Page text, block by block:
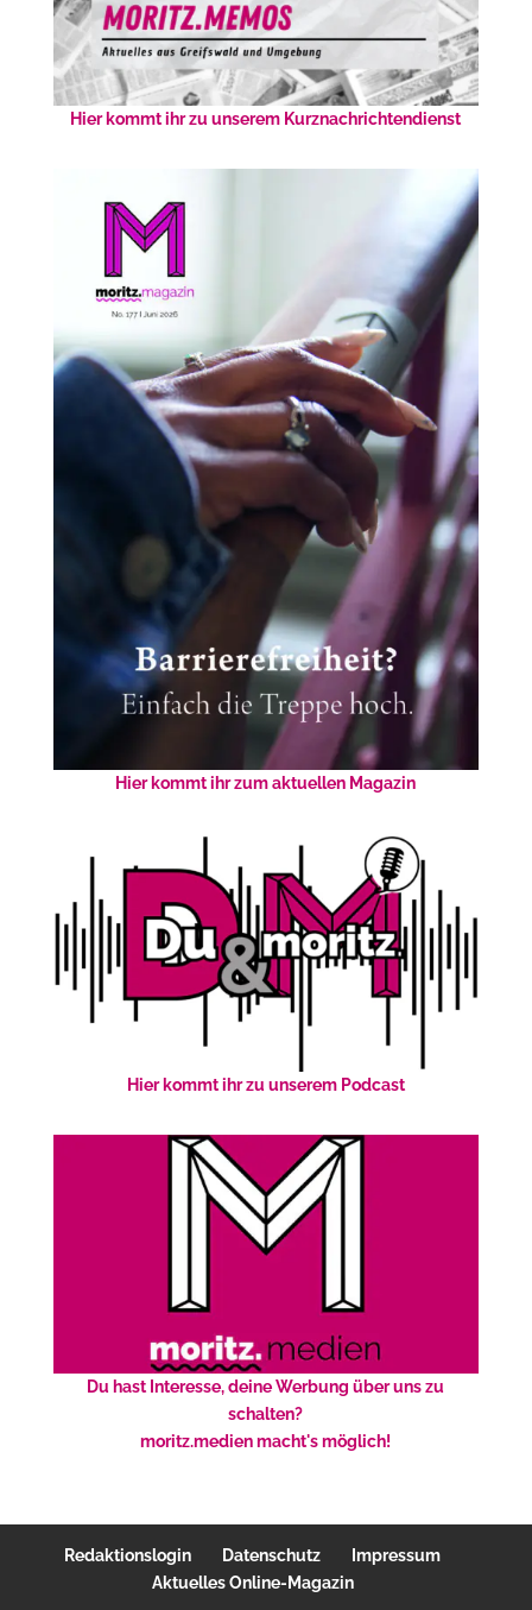
Hier kommt ihr zu unserem Kurznachrichtendienst
Hier kommt ihr zum aktuellen Magazin
Hier kommt ihr zu unserem Podcast
Du hast Interesse, deine Werbung über uns zu
schalten?
moritz.medien macht's möglich!
Redaktionslogin Datenschutz
Impressum
Aktuelles Online-Magazin